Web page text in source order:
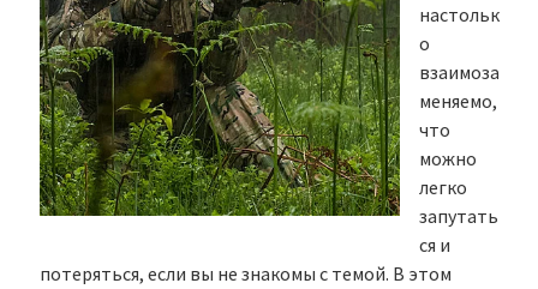
настольк
о
взаимоза
меняемо,
что
можно
легко
запутать
ся и
потеряться, если вы не знакомы с темой. В этом